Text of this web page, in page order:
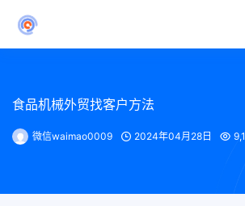
食品机械外贸找客户方法
微信waimao0009 2024年04月28日